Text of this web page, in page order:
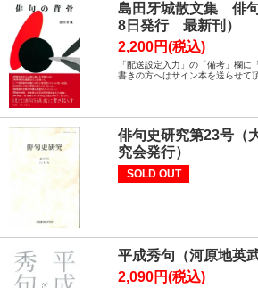
島田牙城散文集 俳
8日発行 最新刊）
2,200円(税込)
「配送設定入力」の「備考」欄に
書きの方へはサイン本を送らせて
俳句史研究第23号（
究会発行）
SOLD OUT
平成秀句（河原地英武
2,090円(税込)